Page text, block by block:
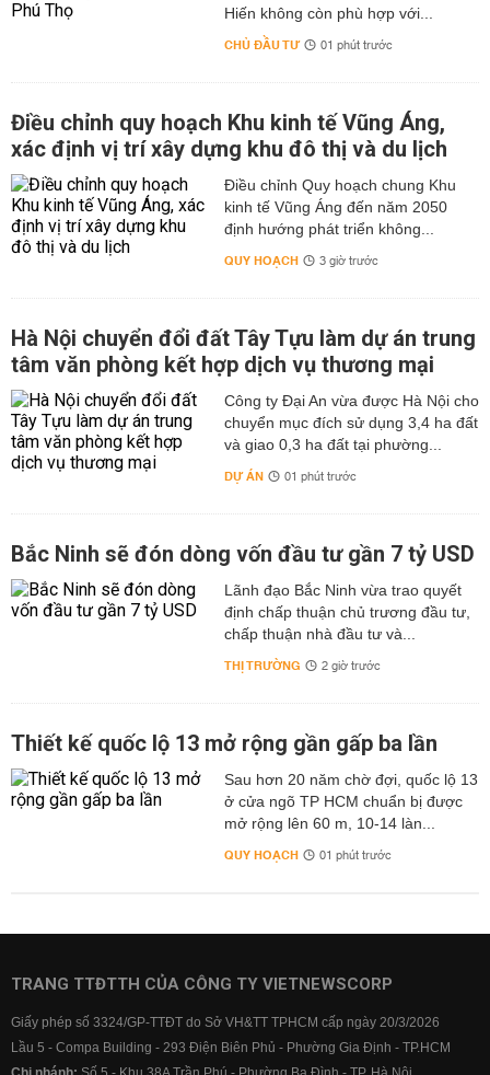
Hiến không còn phù hợp với...
CHỦ ĐẦU TƯ 01 phút trước
Điều chỉnh quy hoạch Khu kinh tế Vũng Áng,
xác định vị trí xây dựng khu đô thị và du lịch
Điều chỉnh Quy hoạch chung Khu
kinh tế Vũng Áng đến năm 2050
định hướng phát triển không...
QUY HOẠCH 3 giờ trước
Hà Nội chuyển đổi đất Tây Tựu làm dự án trung
tâm văn phòng kết hợp dịch vụ thương mại
Công ty Đại An vừa được Hà Nội cho
chuyển mục đích sử dụng 3,4 ha đất
và giao 0,3 ha đất tại phường...
DỰ ÁN 01 phút trước
Bắc Ninh sẽ đón dòng vốn đầu tư gần 7 tỷ USD
Lãnh đạo Bắc Ninh vừa trao quyết
định chấp thuận chủ trương đầu tư,
chấp thuận nhà đầu tư và...
THỊ TRƯỜNG 2 giờ trước
Thiết kế quốc lộ 13 mở rộng gần gấp ba lần
Sau hơn 20 năm chờ đợi, quốc lộ 13
ở cửa ngõ TP HCM chuẩn bị được
mở rộng lên 60 m, 10-14 làn...
QUY HOẠCH 01 phút trước
TRANG TTĐTTH CỦA CÔNG TY VIETNEWSCORP
Giấy phép số 3324/GP-TTĐT do Sở VH&TT TPHCM cấp ngày 20/3/2026
Lầu 5 - Compa Building - 293 Điện Biên Phủ - Phường Gia Định - TP.HCM